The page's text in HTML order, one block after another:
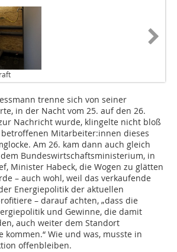
trenne sich von seiner
in der Nacht vom 25. auf den 26.
Nachricht wurde, klingelte nicht bloß
Mitarbeiter:innen dieses
Am 26. kam dann auch gleich
Bundeswirtschaftsministerium, in
Minister Habeck, die Wogen zu glätten
– auch wohl, weil das verkaufende
Energiepolitik der aktuellen
– darauf achten, „dass die
und Gewinne, die damit
auch weiter dem Standort
kommen.“ Wie und was, musste in
offenbleiben.